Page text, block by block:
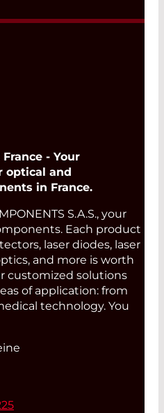
France - Your
optical and
in France.
S.A.S., your
Each product
laser diodes, laser
and more is worth
customized solutions
of application: from
technology. You